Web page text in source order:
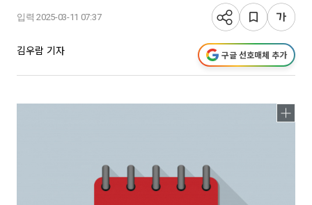
입력 2025-03-11 07:37
김우람 기자 구글 선호매체 추가